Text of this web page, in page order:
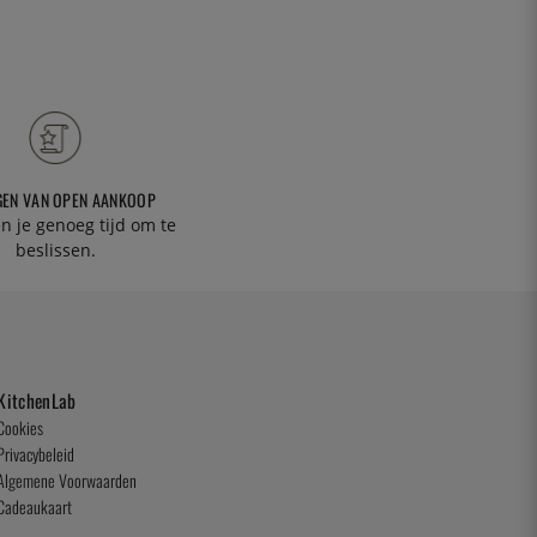
VAN OPEN AANKOOP
je genoeg tijd om te
beslissen.
Voorwaarden